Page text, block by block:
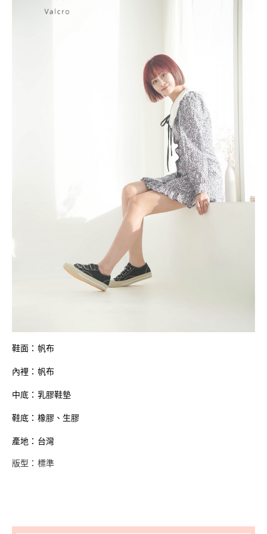
鞋面：帆布
內裡：帆布
中底：乳膠鞋墊
鞋底：橡膠、生膠
產地：台灣
版型：標準